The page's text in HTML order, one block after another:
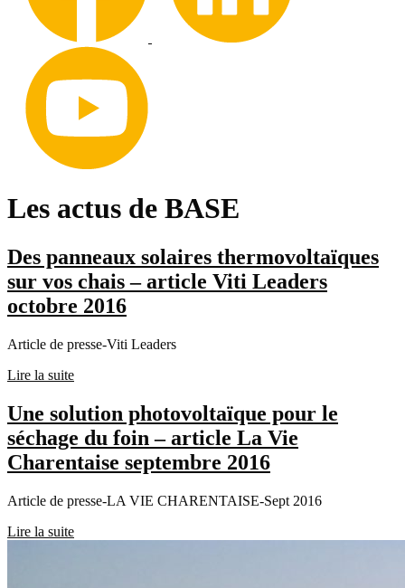
Les actus de BASE
Des panneaux solaires thermovoltaïques
sur vos chais – article Viti Leaders
octobre 2016
Article de presse-Viti Leaders
Lire la suite
Une solution photovoltaïque pour le
séchage du foin – article La Vie
Charentaise septembre 2016
Article de presse-LA VIE CHARENTAISE-Sept 2016
Lire la suite